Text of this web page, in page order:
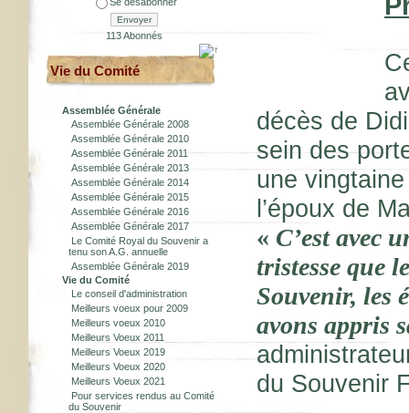
Envoyer
113 Abonnés
Vie du Comité
Assemblée Générale
Assemblée Générale 2008
Assemblée Générale 2010
Assemblée Générale 2011
Assemblée Générale 2013
Assemblée Générale 2014
Assemblée Générale 2015
Assemblée Générale 2016
Assemblée Générale 2017
Le Comité Royal du Souvenir a
tenu son A.G. annuelle
Assemblée Générale 2019
Vie du Comité
Le conseil d'administration
Meilleurs voeux pour 2009
Meilleurs voeux 2010
Meilleurs Voeux 2011
Meilleurs Voeux 2019
Meilleurs Voeux 2020
Meilleurs Voeux 2021
Pour services rendus au Comité
du Souvenir
décès de
sein des
une
l’époux de
« C’est avec
tristesse que
Souvenir, les
avons appris
du Souvenir